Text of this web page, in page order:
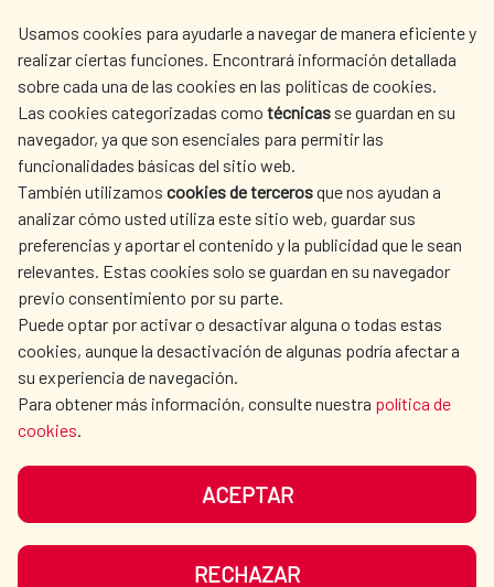
Usamos cookies para ayudarle a navegar de manera eficiente y
realizar ciertas funciones. Encontrará información detallada
sobre cada una de las cookies en las políticas de cookies.
Las cookies categorizadas como técnicas se guardan en su
navegador, ya que son esenciales para permitir las
funcionalidades básicas del sitio web.
También utilizamos cookies de tercerosque nos ayudan a
analizar cómo usted utiliza este sitio web, guardar sus
preferencias y aportar el contenido y la publicidad que le sean
relevantes. Estas cookies solo se guardan en su navegador
previo consentimiento por su parte.
Puede optar por activar o desactivar alguna o todas estas
cookies, aunque la desactivación de algunas podría afectar a
su experiencia de navegación.
Para obtener más información, consulte nuestra política de
cookies.
ACEPTAR
RECHAZAR
AECID
OÙ NOUS COOPÉRONS
L'ACTION HUMANITAIRE
ESPAGNOLE
SALLE DE PRESSE
CULTURE ET SCIENCE BIBLIOTHÈQUE
NOS RÉSEAUX SOCIAUX
PROTECTION DES DONNÉES
PLAN DU SITE